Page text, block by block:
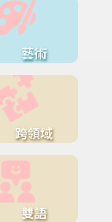
藝術
跨領域
雙語